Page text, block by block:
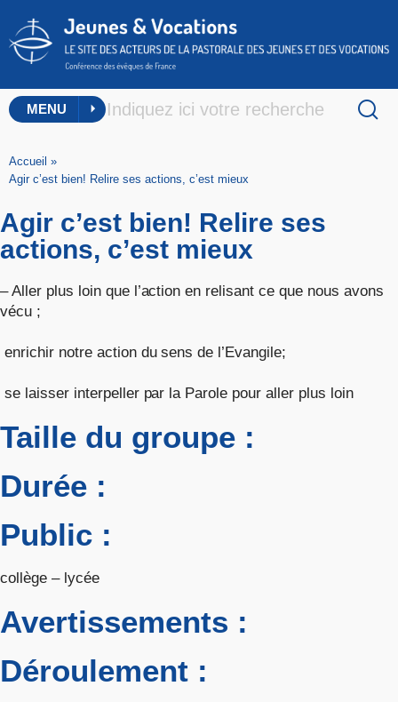
MENU
Accueil »
Agir c’est bien! Relire ses actions, c’est mieux
Agir c’est bien! Relire ses
actions, c’est mieux
– Aller plus loin que l’action en relisant ce que nous avons
vécu ;
enrichir notre action du sens de l’Evangile;
se laisser interpeller par la Parole pour aller plus loin
Taille du groupe :
Durée :
Public :
collège – lycée
Avertissements :
Déroulement :